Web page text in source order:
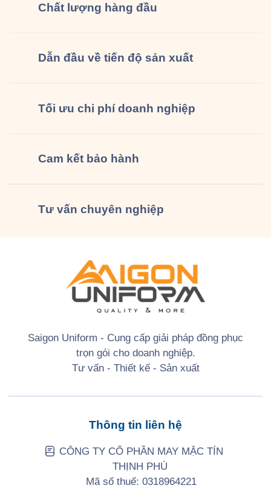
Chất lượng hàng đầu
Dẫn đầu về tiến độ sản xuất
Tối ưu chi phí doanh nghiệp
Cam kết bảo hành
Tư vấn chuyên nghiệp
Saigon Uniform - Cung cấp giải pháp đồng phục
trọn gói cho doanh nghiệp.
Tư vấn - Thiết kế - Sản xuất
Thông tin liên hệ
CÔNG TY CỔ PHẦN MAY MẶC TÍN
THỊNH PHÚ
Mã số thuế: 0318964221